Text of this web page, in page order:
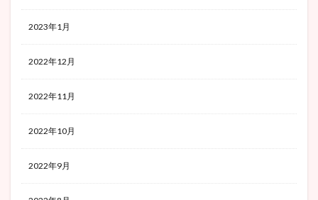
2023年1月
2022年12月
2022年11月
2022年10月
2022年9月